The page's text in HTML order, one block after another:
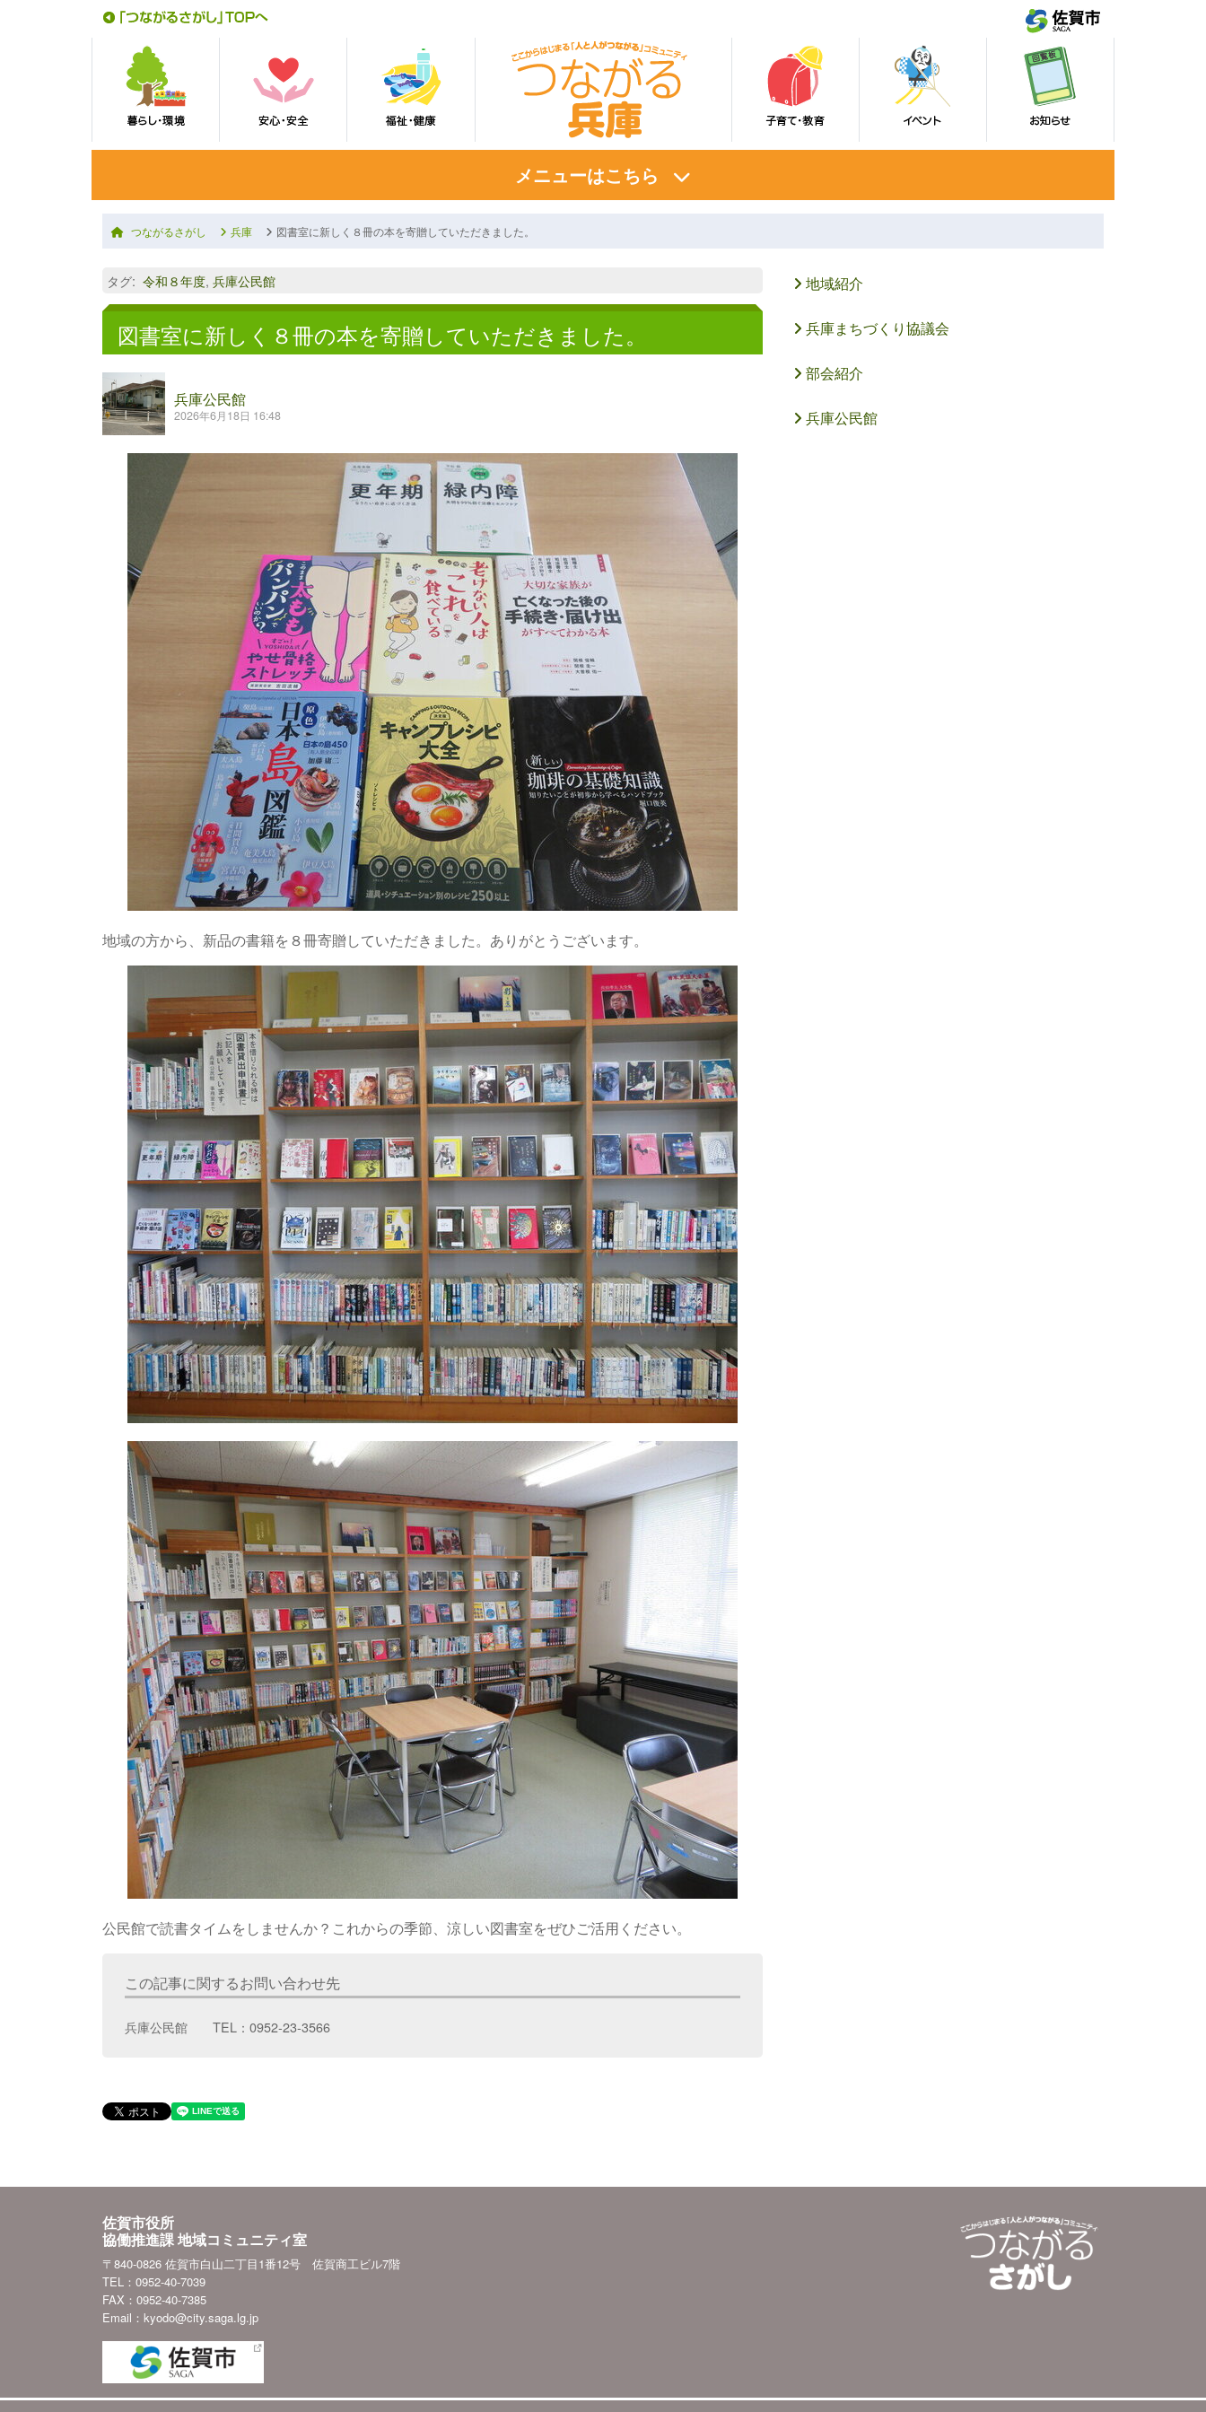
メニューはこちら
つながるさがし 兵庫 図書室に新しく８冊の本を寄贈していただきました。
タグ: 令和８年度, 兵庫公民館
図書室に新しく８冊の本を寄贈していただきました。
兵庫公民館
2026年6月18日 16:48
地域の方から、新品の書籍を８冊寄贈していただきました。ありがとうございます。
公民館で読書タイムをしませんか？これからの季節、涼しい図書室をぜひご活用ください。
この記事に関するお問い合わせ先
兵庫公民館 TEL：0952-23-3566
地域紹介
兵庫まちづくり協議会
部会紹介
兵庫公民館
佐賀市役所
協働推進課 地域コミュニティ室
〒840-0826 佐賀市白山二丁目1番12号 佐賀商工ビル7階
TEL：0952-40-7039
FAX：0952-40-7385
Email：kyodo@city.saga.lg.jp